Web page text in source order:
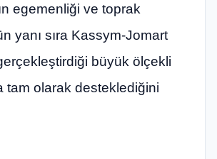
egemenliği ve toprak
yanı sıra Kassym-Jomart
büyük ölçekli
tam olarak desteklediğini